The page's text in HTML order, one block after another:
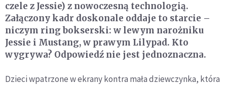
czele z Jessie) z nowoczesną technologią.
Załączony kadr doskonale oddaje to starcie –
niczym ring bokserski: w lewym narożniku
Jessie i Mustang, w prawym Lilypad. Kto
wygrywa? Odpowiedź nie jest jednoznaczna.
Dzieci wpatrzone w ekrany kontra mała dziewczynka, która